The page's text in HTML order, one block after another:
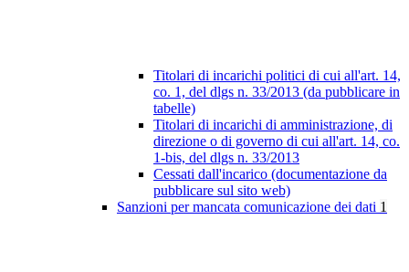
Titolari di incarichi politici di cui all'art. 14,
co. 1, del dlgs n. 33/2013 (da pubblicare in
tabelle)
Titolari di incarichi di amministrazione, di
direzione o di governo di cui all'art. 14, co.
1-bis, del dlgs n. 33/2013
Cessati dall'incarico (documentazione da
pubblicare sul sito web)
Sanzioni per mancata comunicazione dei dati 1